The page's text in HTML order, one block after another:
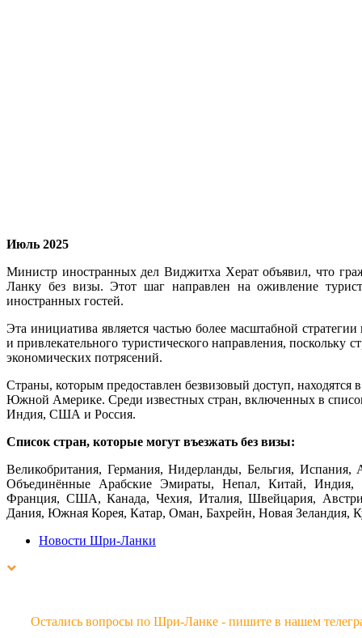
Июль 2025
Министр иностранных дел Виджитха Херат объявил, что
Ланку без визы. Этот шаг направлен на оживление
иностранных гостей.
Эта инициатива является частью более масштабной
и привлекательного туристического направления, поскольку
экономических потрясений.
Страны, которым предоставлен безвизовый доступ,
Южной Америке. Среди известных стран, включенных в
Индия, США и Россия.
Список стран, которые могут въезжать без визы:
Великобритания, Германия, Нидерланды, Бельгия, Испания,
Объединённые Арабские Эмираты, Непал, Китай, Индия,
Франция, США, Канада, Чехия, Италия, Швейцария,
Дания, Южная Корея, Катар, Оман, Бахрейн, Новая Зеландия,
Новости Шри-Ланки
Остались вопросы по Шри-Ланке - пишите в нашем